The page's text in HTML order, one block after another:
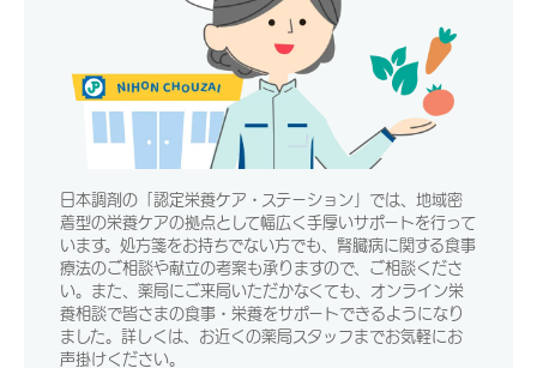
日本調剤の「認定栄養ケア・ステーション」では、地域密
着型の栄養ケアの拠点として幅広く手厚いサポートを行って
います。処方箋をお持ちでない方でも、腎臓病に関する食事
療法のご相談や献立の考案も承りますので、ご相談くださ
い。また、薬局にご来局いただかなくても、オンライン栄
養相談で皆さまの食事・栄養をサポートできるようになり
ました。詳しくは、お近くの薬局スタッフまでお気軽にお
声掛けください。